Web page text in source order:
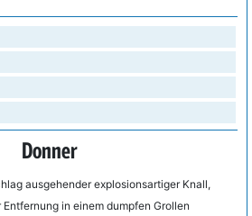
Donner
ausgehender explosionsartiger Knall,
in einem dumpfen Grollen